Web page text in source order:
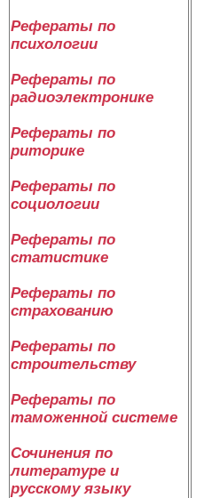
Рефераты по
психологии
Рефераты по
радиоэлектронике
Рефераты по
риторике
Рефераты по
социологии
Рефераты по
статистике
Рефераты по
страхованию
Рефераты по
строительству
Рефераты по
таможенной системе
Сочинения по
литературе и
русскому языку